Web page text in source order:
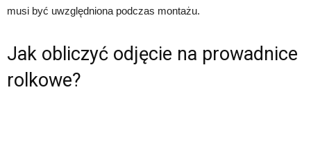
musi być uwzględniona podczas montażu.
Jak obliczyć odjęcie na prowadnice
rolkowe?